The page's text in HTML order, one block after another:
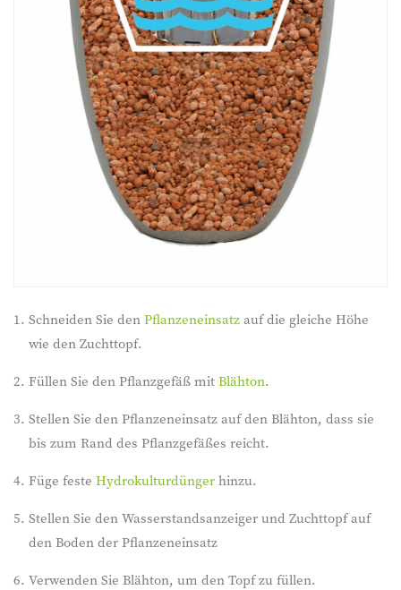
Schneiden Sie denPflanzeneinsatzauf die gleiche Höhe
wie den Zuchttopf.
Füllen Sie den Pflanzgefäß mitBlähton.
Stellen Sie den Pflanzeneinsatz auf den Blähton, dass sie
bis zum Rand des Pflanzgefäßes reicht.
Füge feste Hydrokulturdüngerhinzu.
Stellen Sie den Wasserstandsanzeiger und Zuchttopf auf
den Boden der Pflanzeneinsatz
Verwenden Sie Blähton, um den Topf zu füllen.